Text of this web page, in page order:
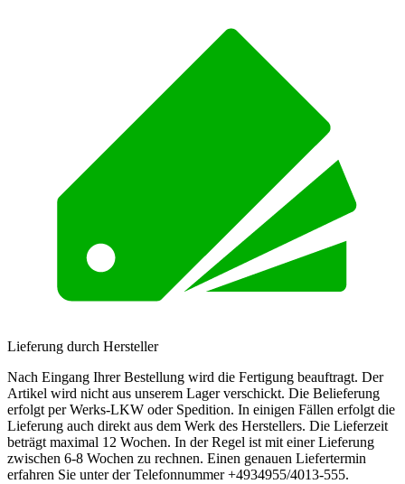
Lieferung durch Hersteller
Nach Eingang Ihrer Bestellung wird die Fertigung beauftragt. Der
Artikel wird nicht aus unserem Lager verschickt. Die Belieferung
erfolgt per Werks-LKW oder Spedition. In einigen Fällen erfolgt die
Lieferung auch direkt aus dem Werk des Herstellers. Die Lieferzeit
beträgt maximal 12 Wochen. In der Regel ist mit einer Lieferung
zwischen 6-8 Wochen zu rechnen. Einen genauen Liefertermin
erfahren Sie unter der Telefonnummer +4934955/4013-555.